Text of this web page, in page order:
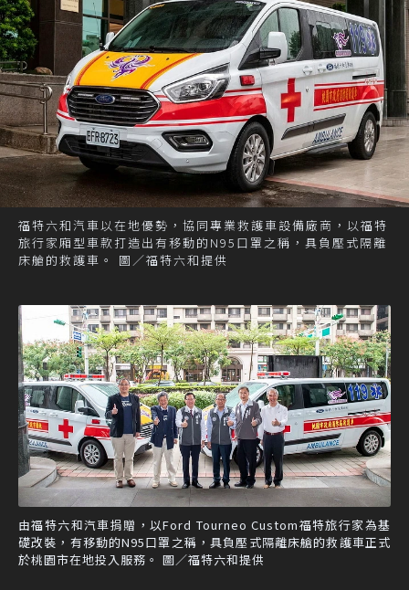
福特六和汽車以在地優勢，協同專業救護車設備廠商，以福特
旅行家廂型車款打造出有移動的N95口罩之稱，具負壓式隔離
床艙的救護車。 圖／福特六和提供
由福特六和汽車捐贈，以Ford Tourneo Custom福特旅行家為基
礎改裝，有移動的N95口罩之稱，具負壓式隔離床艙的救護車正式
於桃園市在地投入服務。 圖／福特六和提供